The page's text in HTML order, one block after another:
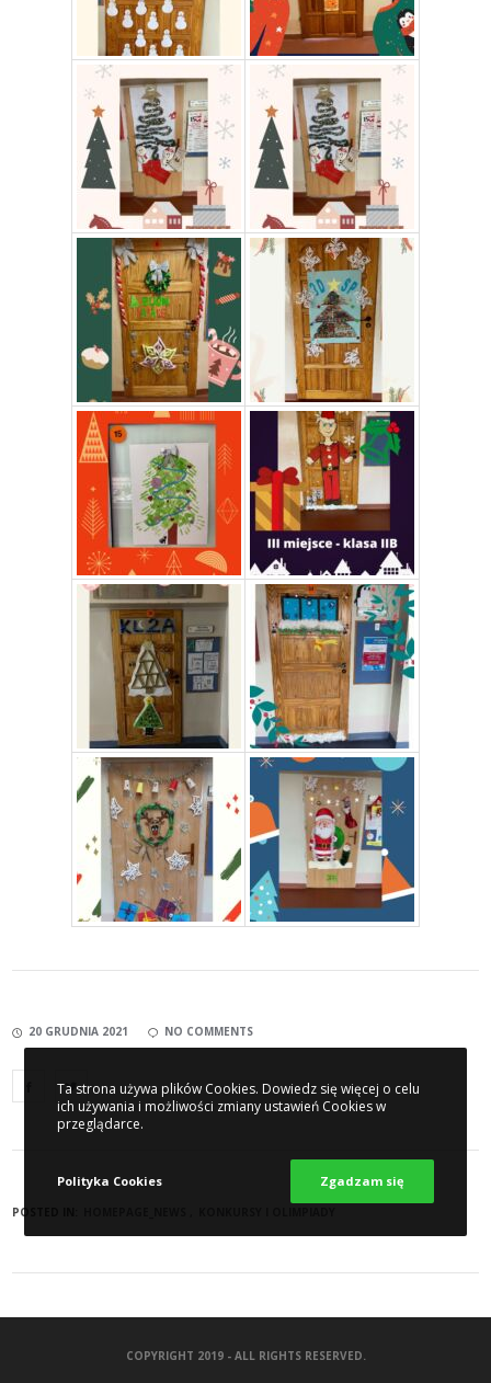
20 GRUDNIA 2021 NO COMMENTS
POSTED IN:
COPYRIGHT 2019 - ALL RIGHTS RESERVED.
Ta strona używa plików Cookies. Dowiedz się więcej o celu
ich używania i możliwości zmiany ustawień Cookies w
przeglądarce.
Polityka Cookies Zgadzam się